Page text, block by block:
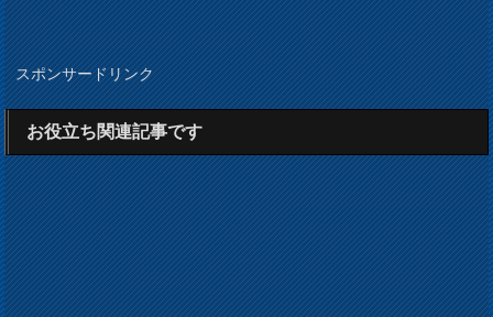
スポンサードリンク
お役立ち関連記事です